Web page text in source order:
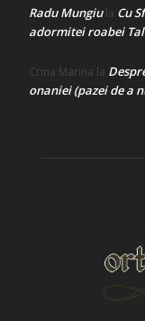
Radu Mungiula Cu
adormitei roabei
Crina Marina la
onaniei (pazei de a